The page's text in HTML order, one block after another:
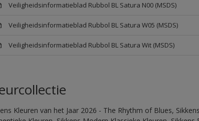
Veiligheidsinformatieblad Rubbol BL Satura N00 (MSDS)
Veiligheidsinformatieblad Rubbol BL Satura W05 (MSDS)
Veiligheidsinformatieblad Rubbol BL Satura Wit (MSDS)
Kleuren van het Jaar 2026 - The Rhythm of Blues,